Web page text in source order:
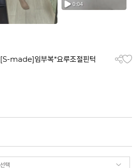
[S-made]임부복*요루조절핀턱